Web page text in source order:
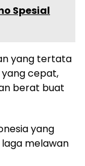
Spesial
yang tertata
yang cepat,
berat buat
yang
melawan